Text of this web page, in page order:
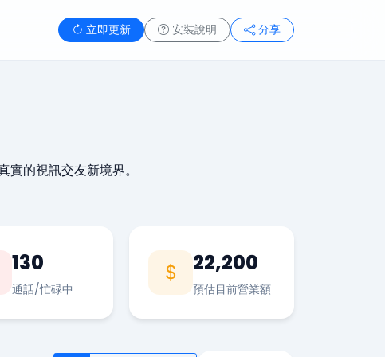
立即更新 安裝說明 分享
的視訊交友新境界。
130
通話/忙碌中
22,200
預估目前營業額